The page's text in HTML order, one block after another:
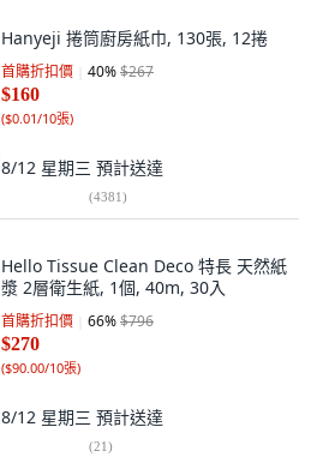
Hanyeji 捲筒廚房紙巾, 130張, 12捲
首購折扣價 40%$267
$160
($0.01/10張)
8/12 星期三 預計送達
(4381)
Hello Tissue Clean Deco 特長 天然紙
漿 2層衛生紙, 1個, 40m, 30入
首購折扣價 66%$796
$270
($90.00/10張)
8/12 星期三 預計送達
(21)